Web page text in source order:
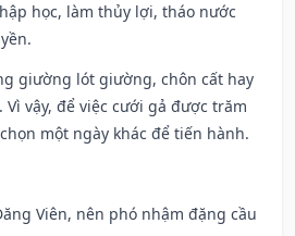
học, làm thủy lợi, tháo nước
giường lót giường, chôn cất hay
vậy, để việc cưới gả được trăm
một ngày khác để tiến hành.
Viên, nên phó nhậm đặng cầu